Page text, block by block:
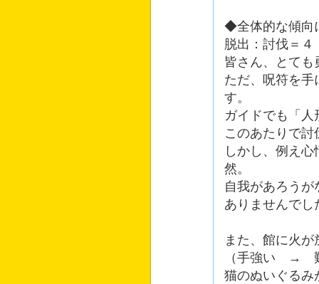
◆全体的な傾向
脱出：討伐＝４
皆さん、とても
ただ、呪符を手
す。
ガイドでも「
このあたりで
しかし、例え
然。
自我があろう
ありませんでし
また、館に火
（手強い →
猫のぬいぐるみ